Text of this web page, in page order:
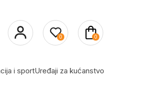
0 0
i sportUređaji za kućanstvo